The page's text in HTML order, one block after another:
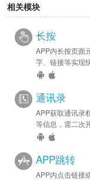
相关模块
长按
APP内长按页面
字、链接等实现
通讯录
APP获取通讯录
等信息，需二次
APP跳转
APP内点击链接